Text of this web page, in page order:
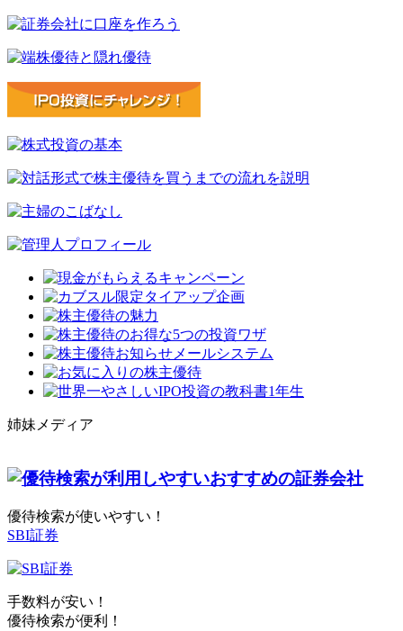
姉妹メディア
優待検索が使いやすい！
SBI証券
手数料が安い！
優待検索が便利！